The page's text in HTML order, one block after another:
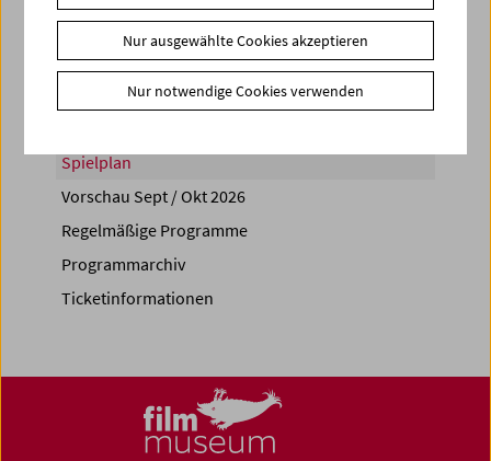
Share on
Spielplan
Vorschau Sept / Okt 2026
Regelmäßige Programme
Programmarchiv
Ticketinformationen
Nur ausgewählte Cookies akzeptieren
Nur notwendige Cookies verwenden